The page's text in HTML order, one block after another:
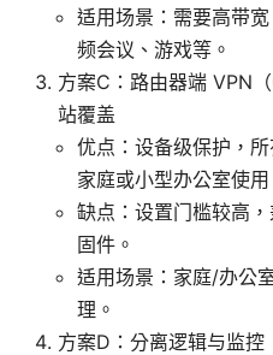
适用场景：需要高带
频会议、游戏等。
方案C：路由器端 VPN
站覆盖
优点：设备级保护，
家庭或小型办公室使用
缺点：设置门槛较高
固件。
适用场景：家庭/办公
理。
方案D：分离逻辑与监控